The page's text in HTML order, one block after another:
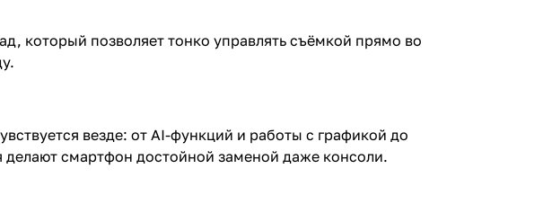
который позволяет тонко управлять съёмкой прямо во
везде: от AI-функций и работы с графикой до
смартфон достойной заменой даже консоли.